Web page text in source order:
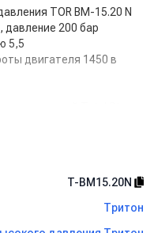
TOR BM-15.20 N
давление 200 бар
5,5
двигателя 1450 в
стену.
T-BM15.20N
Тритон